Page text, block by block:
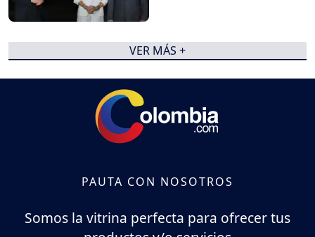
VER MÁS +
PAUTA CON NOSOTROS
Somos la vitrina perfecta para ofrecer tus